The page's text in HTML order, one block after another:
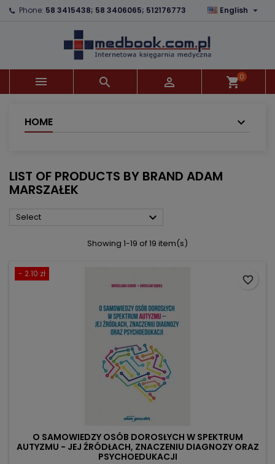
Phone: 58 3415438; 58 3406065; 512176773 English 
   shopping_cart0
HOME
LIST OF PRODUCTS BY BRAND ADAM
MARSZAŁEK
Select 
Showing 1-19 of 19 item(s)
- 2.10 zł
O SAMOWIEDZY OSÓB DOROSŁYCH W SPEKTRUM
AUTYZMU - JEJ ŹRÓDŁACH, ZNACZENIU DIAGNOZY ORAZ
PSYCHOEDUKACJI
favorite_border
×
×
((confirmMessage))
((cancelText)) ((modalDeleteText))
×
Wishlist name
Create wishlist
×
You need to be logged in to save products in your
wishlist.